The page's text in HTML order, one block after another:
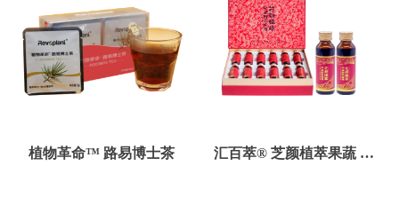
植物革命™ 路易博士茶
汇百萃® 芝颜植萃果蔬 酵